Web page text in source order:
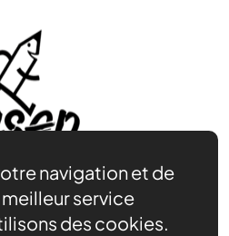
navigation et de
service
des cookies.